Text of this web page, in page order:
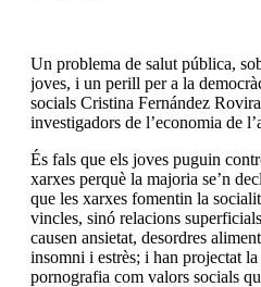
Un problema de salut pública,
joves, i un perill per a la
socials Cristina Fernández
investigadors de l’economia de
És fals que els joves puguin
xarxes perquè la majoria se’n
que les xarxes fomentin la
vincles, sinó relacions
causen ansietat, desordres
insomni i estrès; i han projectat
pornografia com valors socials